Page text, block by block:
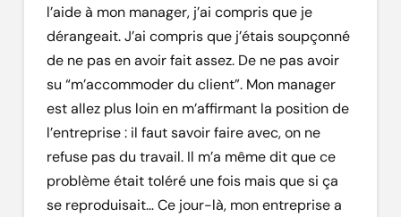
l’aide à mon manager, j’ai compris que je
dérangeait. J’ai compris que j’étais soupçonné
de ne pas en avoir fait assez. De ne pas avoir
su “m’accommoder du client”. Mon manager
est allez plus loin en m’affirmant la position de
l’entreprise : il faut savoir faire avec, on ne
refuse pas du travail. Il m’a même dit que ce
problème était toléré une fois mais que si ça
se reproduisait… Ce jour-là, mon entreprise a